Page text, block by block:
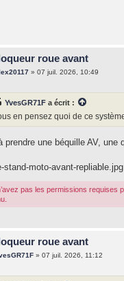
roue avant
» 07 juil. 2026, 10:49
YvesGR71F a écrit :
en pensez quoi de ce
prendre une béquille AV,
stand-moto-avant-repliable.jpg
pas les permissions
roue avant
» 07 juil. 2026, 11:12